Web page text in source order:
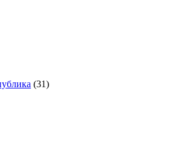
(31)